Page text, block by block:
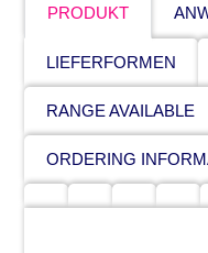
PRODUKT
LIEFERFORMEN
RANGE AVAILABLE
ORDERING